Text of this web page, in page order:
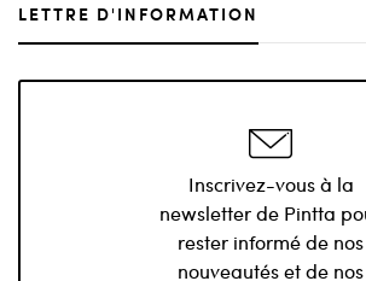
LETTRE D'INFORMATION
Inscrivez-vous à la
newsletter de Pintta
rester informé de nos
nouveautés et de nos